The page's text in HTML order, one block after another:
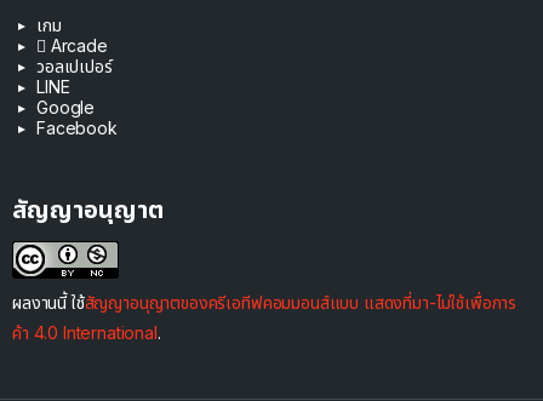
เกม
 Arcade
วอลเปเปอร์
LINE
Google
Facebook
สัญญาอนุญาต
ผลงานนี้ ใช้สัญญาอนุญาตของครีเอทีฟคอมมอนส์แบบ แสดงที่มา-ไม่ใช้เพื่อการ
ค้า 4.0 International.